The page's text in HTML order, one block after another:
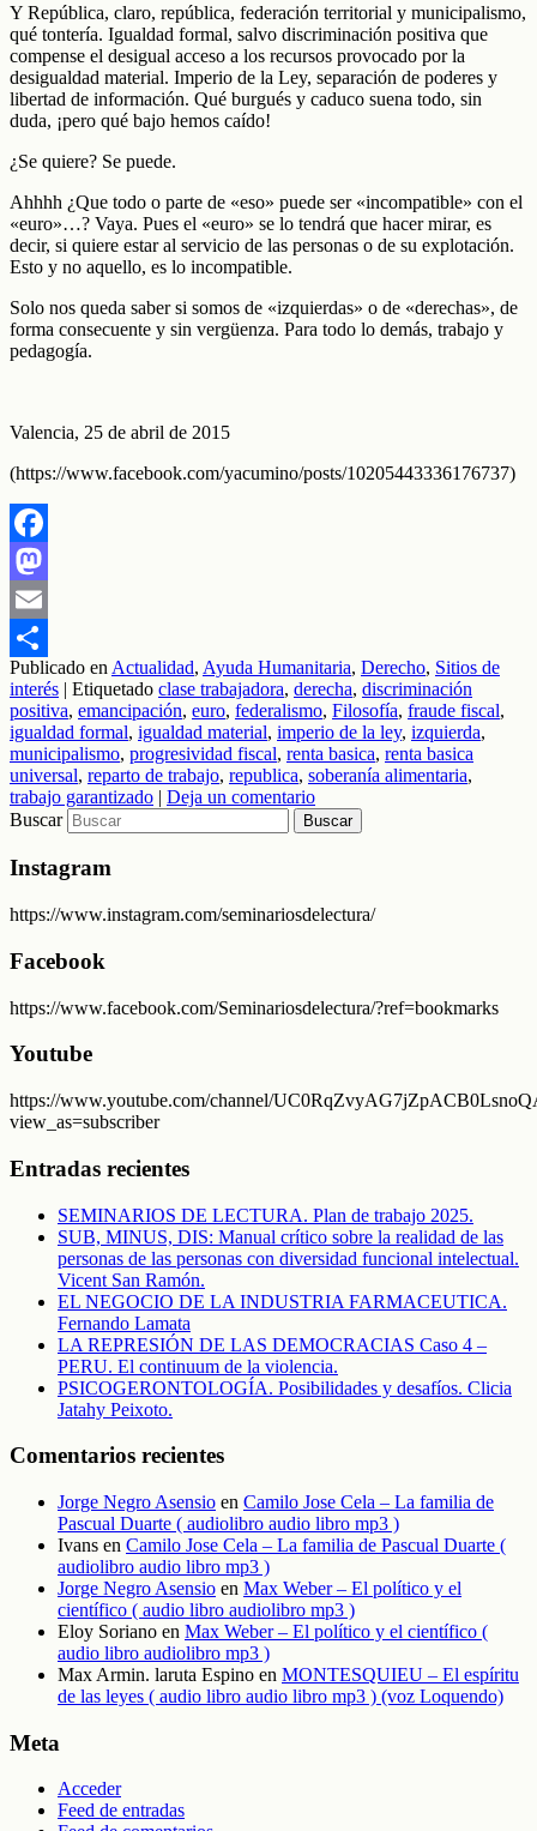
Y República, claro, república, federación territorial y municipalismo,
qué tontería. Igualdad formal, salvo discriminación positiva que
compense el desigual acceso a los recursos provocado por la
desigualdad material. Imperio de la Ley, separación de poderes y
libertad de información. Qué burgués y caduco suena todo, sin
duda, ¡pero qué bajo hemos caído!
¿Se quiere? Se puede.
Ahhhh ¿Que todo o parte de «eso» puede ser «incompatible» con el
«euro»…? Vaya. Pues el «euro» se lo tendrá que hacer mirar, es
decir, si quiere estar al servicio de las personas o de su explotación.
Esto y no aquello, es lo incompatible.
Solo nos queda saber si somos de «izquierdas» o de «derechas», de
forma consecuente y sin vergüenza. Para todo lo demás, trabajo y
pedagogía.
Valencia, 25 de abril de 2015
(https://www.facebook.com/yacumino/posts/10205443336176737)
Facebook
Mastodon
Email
Compartir
Publicado en Actualidad, Ayuda Humanitaria, Derecho, Sitios de
interés | Etiquetado clase trabajadora, derecha, discriminación
positiva, emancipación, euro, federalismo, Filosofía, fraude fiscal,
igualdad formal, igualdad material, imperio de la ley, izquierda,
municipalismo, progresividad fiscal, renta basica, renta basica
universal, reparto de trabajo, republica, soberanía alimentaria,
trabajo garantizado | Deja un comentario
Buscar
Instagram
https://www.instagram.com/seminariosdelectura/
Facebook
https://www.facebook.com/Seminariosdelectura/?ref=bookmarks
Youtube
https://www.youtube.com/channel/
view_as=subscriber
Entradas recientes
SEMINARIOS DE LECTURA. Plan de trabajo 2025.
SUB, MINUS, DIS: Manual crítico sobre la realidad de las
personas de las personas con diversidad funcional intelectual.
Vicent San Ramón.
EL NEGOCIO DE LA INDUSTRIA FARMACEUTICA.
Fernando Lamata
LA REPRESIÓN DE LAS DEMOCRACIAS Caso 4 –
PERU. El continuum de la violencia.
PSICOGERONTOLOGÍA. Posibilidades y desafíos. Clicia
Jatahy Peixoto.
Comentarios recientes
Jorge Negro Asensio en Camilo Jose Cela – La familia de
Pascual Duarte ( audiolibro audio libro mp3 )
Ivans en Camilo Jose Cela – La familia de Pascual Duarte (
audiolibro audio libro mp3 )
Jorge Negro Asensio en Max Weber – El político y el
científico ( audio libro audiolibro mp3 )
Eloy Soriano en Max Weber – El político y el científico (
audio libro audiolibro mp3 )
Max Armin. laruta Espino en MONTESQUIEU – El espíritu
de las leyes ( audio libro audio libro mp3 ) (voz Loquendo)
Meta
Acceder
Feed de entradas